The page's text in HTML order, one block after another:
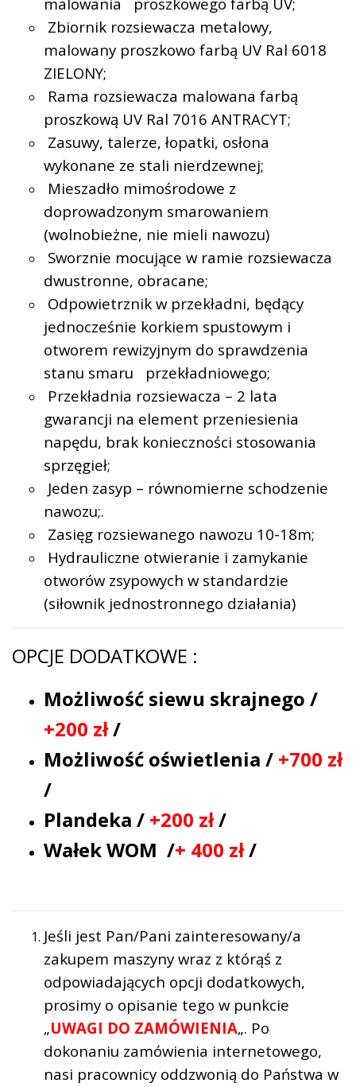
Zbiornik rozsiewacza metalowy,
malowany proszkowo farbą UV Ral 6018
ZIELONY;
Rama rozsiewacza malowana farbą
proszkową UV Ral 7016 ANTRACYT;
Zasuwy, talerze, łopatki, osłona
wykonane ze stali nierdzewnej;
Mieszadło mimośrodowe z
doprowadzonym smarowaniem
(wolnobieżne, nie mieli nawozu)
Sworznie mocujące w ramie rozsiewacza
dwustronne, obracane;
Odpowietrznik w przekładni, będący
jednocześnie korkiem spustowym i
otworem rewizyjnym do sprawdzenia
stanu smaru przekładniowego;
Przekładnia rozsiewacza – 2 lata
gwarancji na element przeniesienia
napędu, brak konieczności stosowania
sprzęgieł;
Jeden zasyp – równomierne schodzenie
nawozu;.
Zasięg rozsiewanego nawozu 10-18m;
Hydrauliczne otwieranie i zamykanie
otworów zsypowych w standardzie
(siłownik jednostronnego działania)
OPCJE DODATKOWE :
Możliwość siewu skrajnego /
+200 zł/
Możliwość oświetlenia / +700 zł
/
Plandeka / +200 zł/
Wałek WOM /+ 400 zł/
Jeśli jest Pan/Pani zainteresowany/a
zakupem maszyny wraz z którąś z
odpowiadających opcji dodatkowych,
prosimy o opisanie tego w punkcie
„UWAGI DO ZAMÓWIENIA„. Po
dokonaniu zamówienia internetowego,
nasi pracownicy oddzwonią do Państwa w